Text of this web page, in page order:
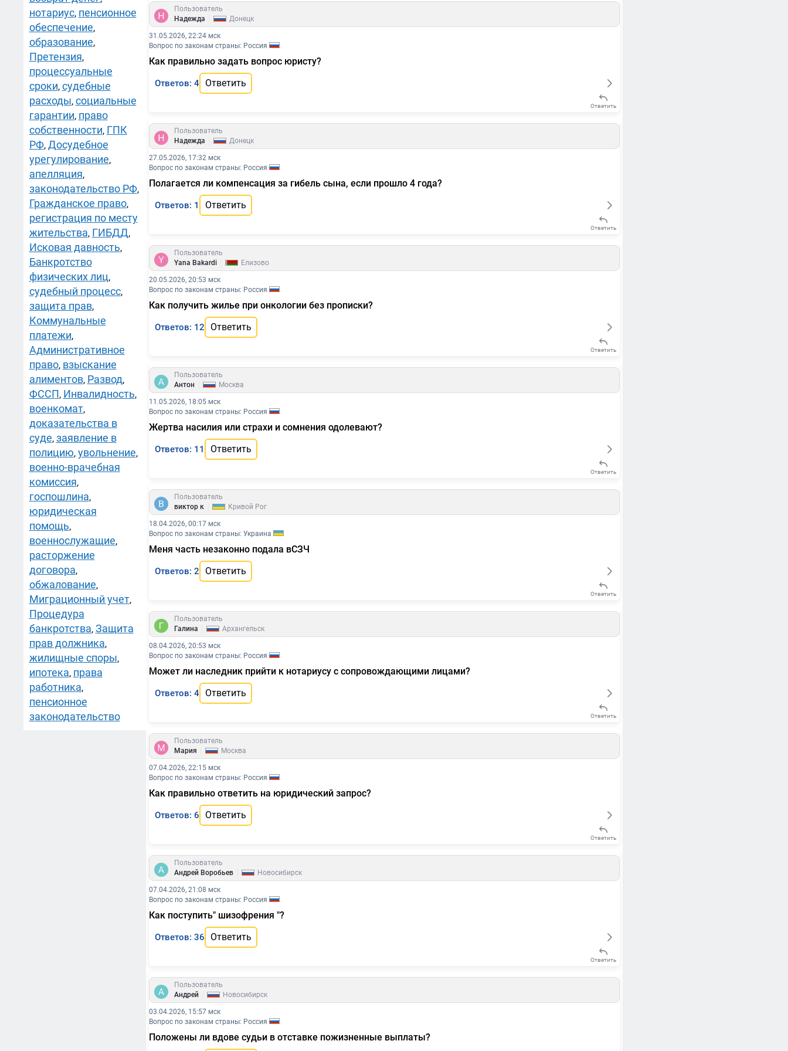
Пользователь
Надежда
Донецк
31.05.2026, 22:24 мск
Вопрос по законам страны: Россия
Как правильно задать вопрос юристу?
Ответов: 4 Ответить
Ответить
Пользователь
Надежда
Донецк
27.05.2026, 17:32 мск
Вопрос по законам страны: Россия
Полагается ли компенсация за гибель сына, если прошло 4 года?
Ответов: 1 Ответить
Ответить
Пользователь
Yana Bakardi
Елизово
20.05.2026, 20:53 мск
Вопрос по законам страны: Россия
Как получить жилье при онкологии без прописки?
Ответов: 12 Ответить
Ответить
Пользователь
Антон
Москва
11.05.2026, 18:05 мск
Вопрос по законам страны: Россия
Жертва насилия или страхи и сомнения одолевают?
Ответов: 11 Ответить
Ответить
Пользователь
виктор к
Кривой Рог
18.04.2026, 00:17 мск
Вопрос по законам страны: Украина
Меня часть незаконно подала вСЗЧ
Ответов: 2 Ответить
Ответить
Пользователь
Галина
Архангельск
08.04.2026, 20:53 мск
Вопрос по законам страны: Россия
Может ли наследник прийти к нотариусу с сопровождающими лицами?
Ответов: 4 Ответить
Ответить
Пользователь
Мария
Москва
07.04.2026, 22:15 мск
Вопрос по законам страны: Россия
Как правильно ответить на юридический запрос?
Ответов: 6 Ответить
Ответить
Пользователь
Андрей Воробьев
Новосибирск
07.04.2026, 21:08 мск
Вопрос по законам страны: Россия
Как поступить" шизофрения "?
Ответов: 36 Ответить
Ответить
Пользователь
Андрей
Новосибирск
03.04.2026, 15:57 мск
Вопрос по законам страны: Россия
Положены ли вдове судьи в отставке пожизненные выплаты?
нотариус, пенсионное
обеспечение,
образование,
Претензия,
процессуальные
сроки, судебные
расходы, социальные
гарантии, право
собственности, ГПК
РФ, Досудебное
урегулирование,
апелляция,
законодательство РФ,
Гражданское право,
регистрация по месту
жительства, ГИБДД,
Исковая давность,
Банкротство
физических лиц,
судебный процесс,
защита прав,
Коммунальные
платежи,
Административное
право, взыскание
алиментов, Развод,
ФССП, Инвалидность,
военкомат,
доказательства в
суде, заявление в
полицию, увольнение,
военно-врачебная
комиссия,
госпошлина,
юридическая
помощь,
военнослужащие,
расторжение
договора,
обжалование,
Миграционный учет,
Процедура
банкротства, Защита
прав должника,
жилищные споры,
ипотека, права
работника,
пенсионное
законодательство